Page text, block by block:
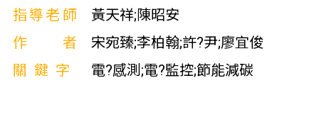
指導老師
黃天祥;陳昭安
作者
宋宛臻;李柏翰;許?尹;廖宜俊
關鍵字
電?感測;電?監控;節能減碳